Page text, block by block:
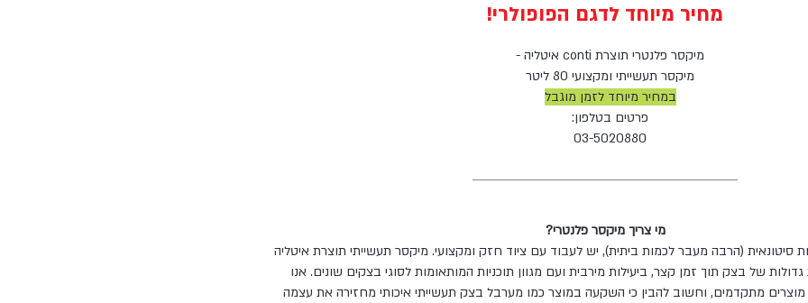
מחיר מיוחד לדגם הפופולרי!
מיקסר פלנטרי תוצרת conti איטליה -
מיקסר תעשייתי ומקצועי 80 ליטר
במחיר מיוחד לזמן מוגבל
פרטים בטלפון:
03-5020880
מי צריך מיקסר פלנטרי?
סיטונאית (הרבה מעבר לכמות ביתית), יש לעבוד עם ציוד חזק ומקצועי. מיקסר תעשייתי תוצרת איטליה
של בצק תוך זמן קצר, ביעילות מירבית ועם מגוון תוכניות המותאומות לסוגי בצקים שונים. אנו
מוצרים מתקדמים, וחשוב להבין כי השקעה במוצר כמו מערבל בצק תעשייתי איכותי מחזירה את עצמה